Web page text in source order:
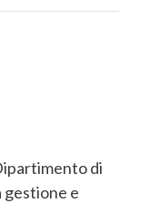
di
e